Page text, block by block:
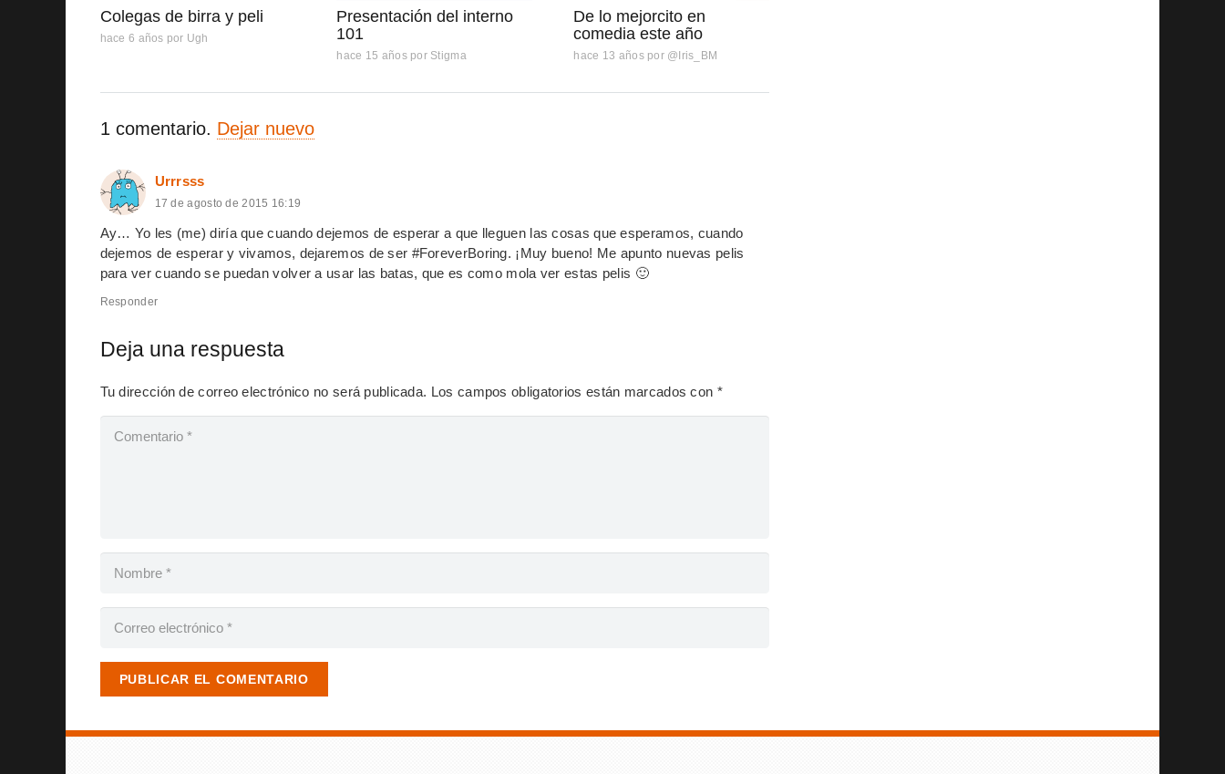
Colegas de birra y peli
hace 6 años por Ugh
Presentación del interno
101
hace 15 años por Stigma
De lo mejorcito en
comedia este año
hace 13 años por @Iris_BM
1 comentario. Dejar nuevo
Urrrsss
17 de agosto de 2015 16:19
Ay… Yo les (me) diría que cuando dejemos de esperar a que lleguen las cosas que esperamos, cuando
dejemos de esperar y vivamos, dejaremos de ser #ForeverBoring. ¡Muy bueno! Me apunto nuevas pelis
para ver cuando se puedan volver a usar las batas, que es como mola ver estas pelis 🙂
Responder
Deja una respuesta
Tu dirección de correo electrónico no será publicada. Los campos obligatorios están marcados con *
PUBLICAR EL COMENTARIO